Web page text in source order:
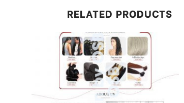
RELATED PRODUCTS